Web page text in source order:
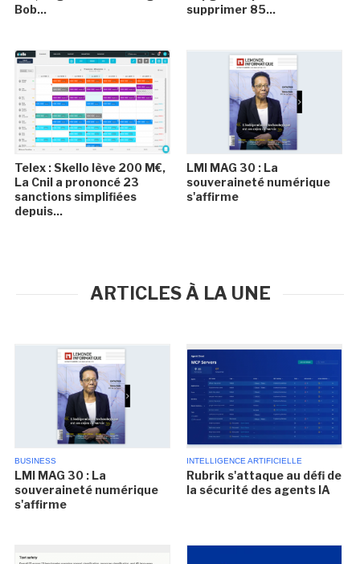
Bob...
supprimer 85...
Telex : Skello lève 200 M€,
La Cnil a prononcé 23
sanctions simplifiées
depuis...
LMI MAG 30 : La
souveraineté numérique
s'affirme
ARTICLES À LA UNE
BUSINESS
LMI MAG 30 : La
souveraineté numérique
s'affirme
INTELLIGENCE ARTIFICIELLE
Rubrik s'attaque au défi de
la sécurité des agents IA